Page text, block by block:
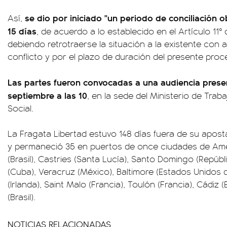
Así, se dio por iniciado "un periodo de conciliación
15 días, de acuerdo a lo establecido en el Artículo
debiendo retrotraerse la situación a la existente con
conflicto y por el plazo de duración del presente
Las partes fueron convocadas a una audiencia
septiembre a las 10, en la sede del Ministerio de
Social.
La Fragata Libertad estuvo 148 días fuera de su
y permaneció 35 en puertos de once ciudades de
(Brasil), Castries (Santa Lucía), Santo Domingo
(Cuba), Veracruz (México), Baltimore (Estados Unidos
(Irlanda), Saint Malo (Francia), Toulón (Francia), Cádiz
(Brasil).
NOTICIAS RELACIONADAS